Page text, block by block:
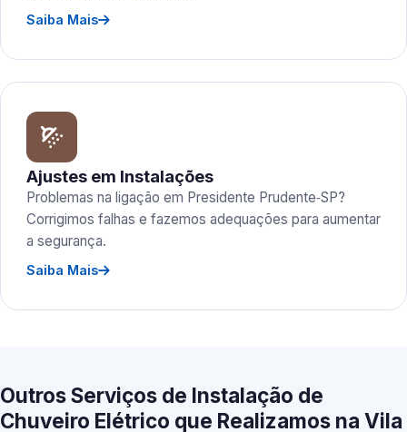
Saiba Mais
Ajustes em Instalações
Problemas na ligação em Presidente Prudente‑SP?
Corrigimos falhas e fazemos adequações para aumentar
a segurança.
Saiba Mais
Outros Serviços de Instalação de
Chuveiro Elétrico que Realizamos na Vila